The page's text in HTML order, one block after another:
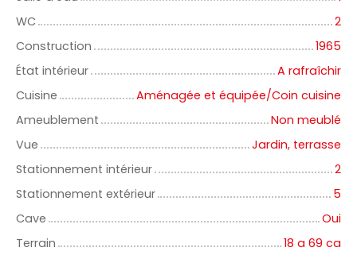
WC
2
Construction
1965
État intérieur
A rafraîchir
Cuisine
Aménagée et équipée/Coin cuisine
Ameublement
Non meublé
Vue
Jardin, terrasse
Stationnement intérieur
2
Stationnement extérieur
5
Cave
Oui
Terrain
18 a 69 ca